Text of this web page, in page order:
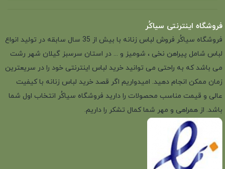
فروشگاه اینترنتی سیاکُر
فروشگاه سیاکُر فروش لباس زنانه با بیش از 35 سال سابقه در تولید انواع
لباس شامل پیراهن نخی ، شومیز و ... در استان سرسبز گیلان شهر رشت
می باشد که به راحتی می توانید خرید لباس اینترنتی خود را در سریعترین
زمان ممکن انجام دهید. امیدواریم اگر قصد خرید لباس زنانه با کیفیت
عالی و قیمت مناسب محصولات را دارید فروشگاه سیاکُر انتخاب اول شما
باشد. از همراهی و مهر شما کمال تشکر را داریم.